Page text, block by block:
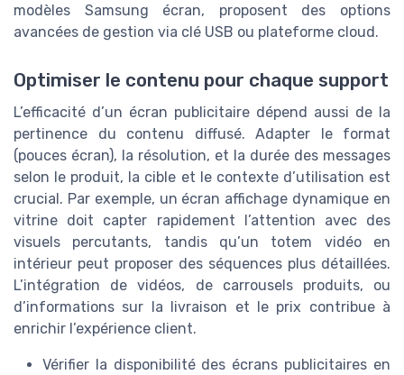
modèles Samsung écran, proposent des options
avancées de gestion via clé USB ou plateforme cloud.
Optimiser le contenu pour chaque support
L’efficacité d’un écran publicitaire dépend aussi de la
pertinence du contenu diffusé. Adapter le format
(pouces écran), la résolution, et la durée des messages
selon le produit, la cible et le contexte d’utilisation est
crucial. Par exemple, un écran affichage dynamique en
vitrine doit capter rapidement l’attention avec des
visuels percutants, tandis qu’un totem vidéo en
intérieur peut proposer des séquences plus détaillées.
L’intégration de vidéos, de carrousels produits, ou
d’informations sur la livraison et le prix contribue à
enrichir l’expérience client.
Vérifier la disponibilité des écrans publicitaires en